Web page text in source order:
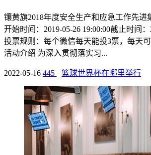
镶黄旗2018年度安全生产和应急工作先进
开始时间：2019-05-26 19:00:00截止时间：
投票规则：每个微信每天能投3票，每天
活动介绍 为深入贯彻落实习...
2022-05-16 445 篮球世界杯在哪里举行